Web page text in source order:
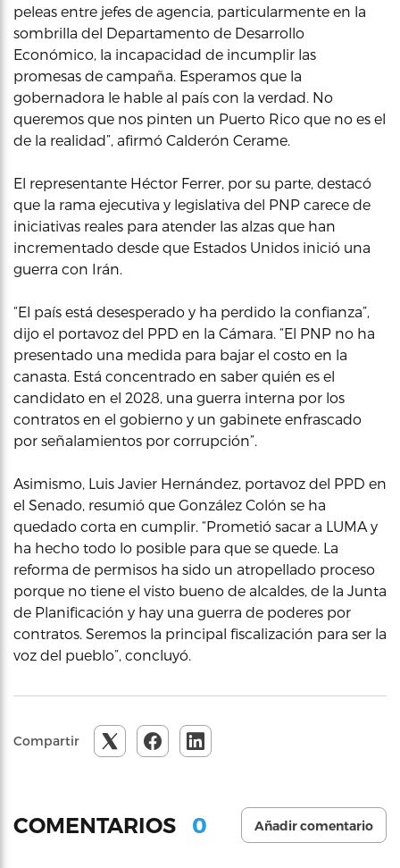
peleas entre jefes de agencia, particularmente en la
sombrilla del Departamento de Desarrollo
Económico, la incapacidad de incumplir las
promesas de campaña. Esperamos que la
gobernadora le hable al país con la verdad. No
queremos que nos pinten un Puerto Rico que no es el
de la realidad”, afirmó Calderón Cerame.
El representante Héctor Ferrer, por su parte, destacó
que la rama ejecutiva y legislativa del PNP carece de
iniciativas reales para atender las alzas que han
incrementado desde que Estados Unidos inició una
guerra con Irán.
“El país está desesperado y ha perdido la confianza”,
dijo el portavoz del PPD en la Cámara. “El PNP no ha
presentado una medida para bajar el costo en la
canasta. Está concentrado en saber quién es el
candidato en el 2028, una guerra interna por los
contratos en el gobierno y un gabinete enfrascado
por señalamientos por corrupción”.
Asimismo, Luis Javier Hernández, portavoz del PPD en
el Senado, resumió que González Colón se ha
quedado corta en cumplir. “Prometió sacar a LUMA y
ha hecho todo lo posible para que se quede. La
reforma de permisos ha sido un atropellado proceso
porque no tiene el visto bueno de alcaldes, de la Junta
de Planificación y hay una guerra de poderes por
contratos. Seremos la principal fiscalización para ser la
voz del pueblo”, concluyó.
Compartir
COMENTARIOS 0 Añadir comentario